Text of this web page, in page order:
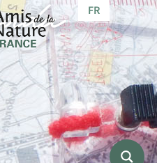
FR